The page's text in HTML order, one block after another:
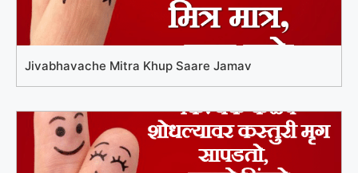
Jivabhavache Mitra Khup Saare Jamav